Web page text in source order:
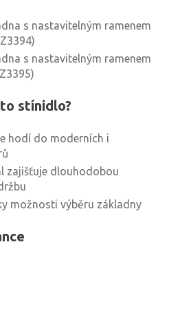
s nastavitelným ramenem
s nastavitelným ramenem
stínidlo?
hodí do moderních i
zajišťuje dlouhodobou
možnosti výběru základny